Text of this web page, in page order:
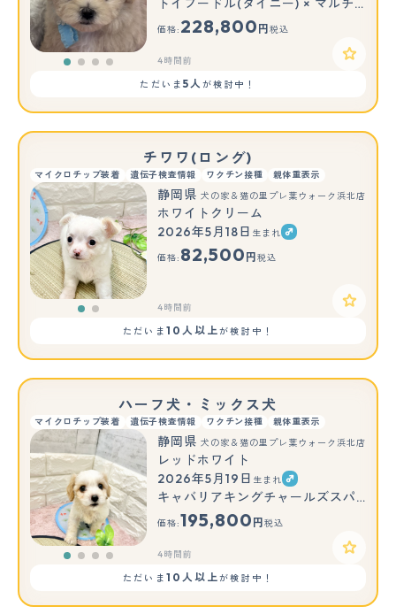
トイプードル(タイニー) × マルチーズ
価格: 228,800 円 税込
4時間前
ただいま 5人が検討中！
チワワ(ロング)
マイクロチップ装着 遺伝子検査情報 ワクチン接種 親体重表示
もっと見る
静岡県 犬の家＆猫の里プレ葉ウォーク浜北店
ホワイトクリーム
2026年5月18日 生まれ
価格: 82,500 円 税込
4時間前
ただいま 10人以上が検討中！
ハーフ犬・ミックス犬
マイクロチップ装着 遺伝子検査情報 ワクチン接種 親体重表示
静岡県 犬の家＆猫の里プレ葉ウォーク浜北店
レッドホワイト
2026年5月19日 生まれ
キャバリアキングチャールズスパニエル × ビションフリーゼ
価格:195,800 円 税込
4時間前
ただいま 10人以上が検討中！